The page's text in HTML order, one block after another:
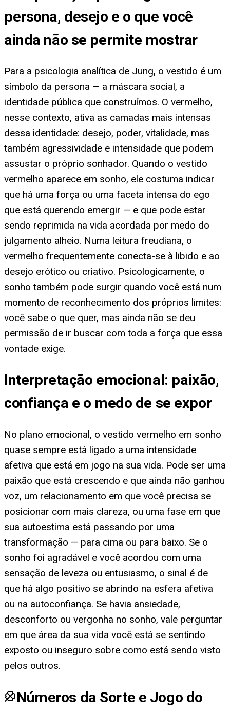
persona, desejo e o que você
ainda não se permite mostrar
Para a psicologia analítica de Jung, o vestido é um
símbolo da persona — a máscara social, a
identidade pública que construímos. O vermelho,
nesse contexto, ativa as camadas mais intensas
dessa identidade: desejo, poder, vitalidade, mas
também agressividade e intensidade que podem
assustar o próprio sonhador. Quando o vestido
vermelho aparece em sonho, ele costuma indicar
que há uma força ou uma faceta intensa do ego
que está querendo emergir — e que pode estar
sendo reprimida na vida acordada por medo do
julgamento alheio. Numa leitura freudiana, o
vermelho frequentemente conecta-se à libido e ao
desejo erótico ou criativo. Psicologicamente, o
sonho também pode surgir quando você está num
momento de reconhecimento dos próprios limites:
você sabe o que quer, mas ainda não se deu
permissão de ir buscar com toda a força que essa
vontade exige.
Interpretação emocional: paixão,
confiança e o medo de se expor
No plano emocional, o vestido vermelho em sonho
quase sempre está ligado a uma intensidade
afetiva que está em jogo na sua vida. Pode ser uma
paixão que está crescendo e que ainda não ganhou
voz, um relacionamento em que você precisa se
posicionar com mais clareza, ou uma fase em que
sua autoestima está passando por uma
transformação — para cima ou para baixo. Se o
sonho foi agradável e você acordou com uma
sensação de leveza ou entusiasmo, o sinal é de
que há algo positivo se abrindo na esfera afetiva
ou na autoconfiança. Se havia ansiedade,
desconforto ou vergonha no sonho, vale perguntar
em que área da sua vida você está se sentindo
exposto ou inseguro sobre como está sendo visto
pelos outros.
Números da Sorte e Jogo do